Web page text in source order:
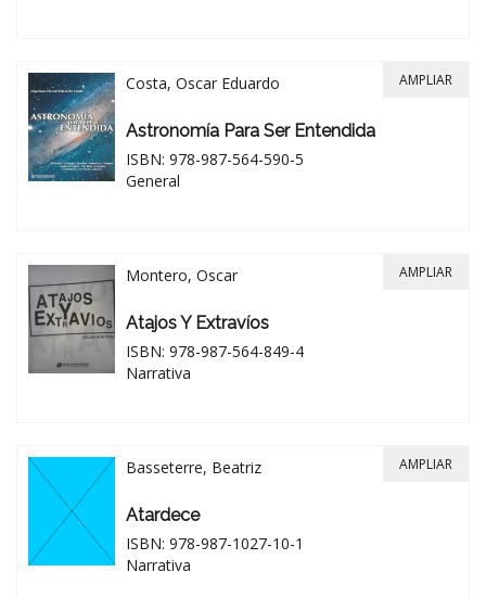
Costa, Oscar Eduardo
Astronomía Para Ser Entendida
ISBN: 978-987-564-590-5
General
AMPLIAR
Montero, Oscar
Atajos Y Extravíos
ISBN: 978-987-564-849-4
Narrativa
AMPLIAR
Basseterre, Beatriz
Atardece
ISBN: 978-987-1027-10-1
Narrativa
AMPLIAR